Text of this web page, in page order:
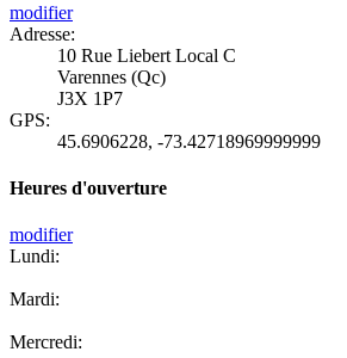
modifier
Adresse:
10 Rue Liebert Local C
Varennes (Qc)
J3X 1P7
GPS:
45.6906228, -73.42718969999999
Heures d'ouverture
modifier
Lundi:
Mardi:
Mercredi: